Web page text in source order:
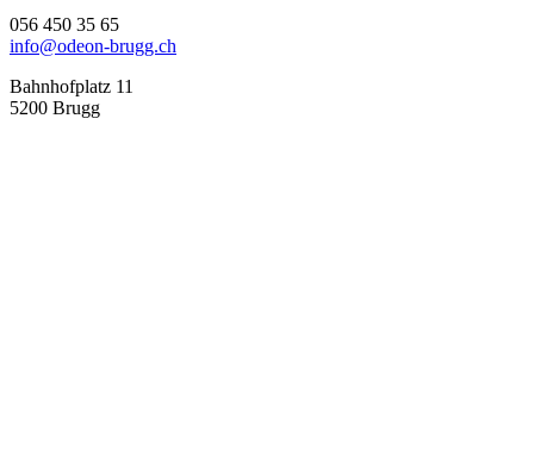
056 450 35 65
info@odeon-brugg.ch
Bahnhofplatz 11
5200 Brugg